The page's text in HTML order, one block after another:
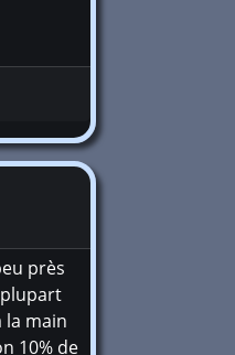
près
la main
10% de